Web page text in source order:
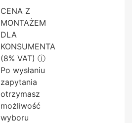
CENA Z
MONTAŻEM
DLA
KONSUMENTA
(8% VAT) ⓘ
Po wysłaniu
zapytania
otrzymasz
możliwość
wyboru